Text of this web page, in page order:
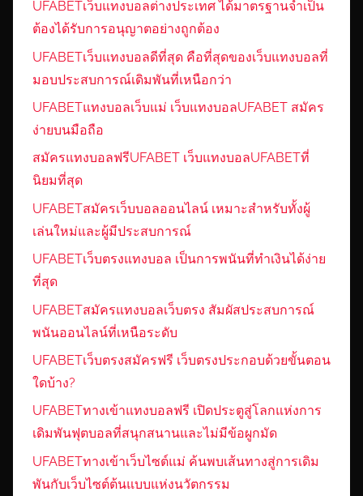
UFABETเว็บแทงบอลต่างประเทศ ได้มาตรฐานจำเป็น
ต้องได้รับการอนุญาตอย่างถูกต้อง
UFABETเว็บแทงบอลดีที่สุด คือที่สุดของเว็บแทงบอลที่
มอบประสบการณ์เดิมพันที่เหนือกว่า
UFABETแทงบอลเว็บแม่ เว็บแทงบอลUFABET สมัคร
ง่ายบนมือถือ
สมัครแทงบอลฟรีUFABET เว็บแทงบอลUFABETที่
นิยมที่สุด
UFABETสมัครเว็บบอลออนไลน์ เหมาะสำหรับทั้งผู้
เล่นใหม่และผู้มีประสบการณ์
UFABETเว็บตรงแทงบอล เป็นการพนันที่ทำเงินได้ง่าย
ที่สุด
UFABETสมัครแทงบอลเว็บตรง สัมผัสประสบการณ์
พนันออนไลน์ที่เหนือระดับ
UFABETเว็บตรงสมัครฟรี เว็บตรงประกอบด้วยขั้นตอน
ใดบ้าง?
UFABETทางเข้าแทงบอลฟรี เปิดประตูสู่โลกแห่งการ
เดิมพันฟุตบอลที่สนุกสนานและไม่มีข้อผูกมัด
UFABETทางเข้าเว็บไซต์แม่ ค้นพบเส้นทางสู่การเดิม
พันกับเว็บไซต์ต้นแบบแห่งนวัตกรรม